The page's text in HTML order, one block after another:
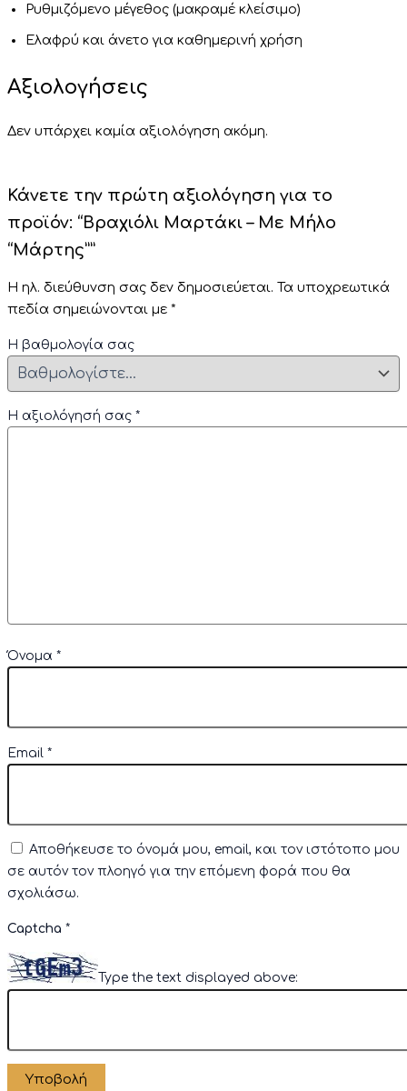
Ρυθμιζόμενο μέγεθος (μακραμέ κλείσιμο)
Ελαφρύ και άνετο για καθημερινή χρήση
Αξιολογήσεις
Δεν υπάρχει καμία αξιολόγηση ακόμη.
Κάνετε την πρώτη αξιολόγηση για το
προϊόν: “Βραχιόλι Μαρτάκι – Με Μήλο
“Μάρτης””
Η ηλ. διεύθυνση σας δεν δημοσιεύεται. Τα υποχρεωτικά
πεδία σημειώνονται με *
Η βαθμολογία σας
Η αξιολόγησή σας *
Όνομα *
Email *
Αποθήκευσε το όνομά μου, email, και τον ιστότοπο μου
σε αυτόν τον πλοηγό για την επόμενη φορά που θα
σχολιάσω.
Captcha *
Type the text displayed above: